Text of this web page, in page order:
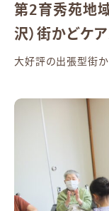
第2育秀苑地
沢）街かどケ
大好評の出張型街か